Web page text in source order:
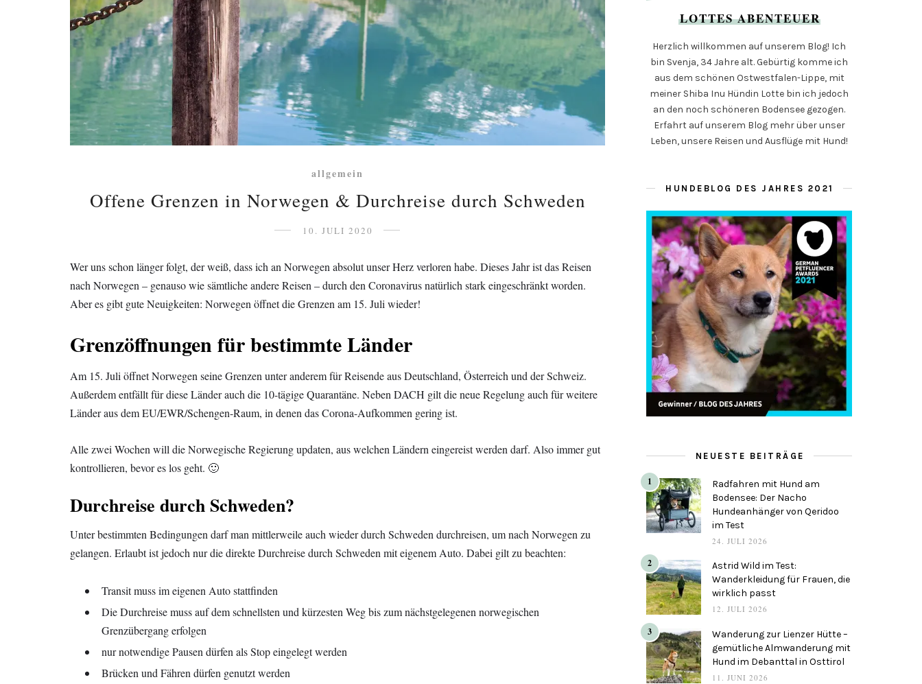
allgemein
Offene Grenzen in Norwegen & Durchreise durch Schweden
10. JULI 2020
Wer uns schon länger folgt, der weiß, dass ich an Norwegen absolut unser Herz verloren habe. Dieses Jahr ist das Reisen
nach Norwegen – genauso wie sämtliche andere Reisen – durch den Coronavirus natürlich stark eingeschränkt worden.
Aber es gibt gute Neuigkeiten: Norwegen öffnet die Grenzen am 15. Juli wieder!
Grenzöffnungen für bestimmte Länder
Am 15. Juli öffnet Norwegen seine Grenzen unter anderem für Reisende aus Deutschland, Österreich und der Schweiz.
Außerdem entfällt für diese Länder auch die 10-tägige Quarantäne. Neben DACH gilt die neue Regelung auch für weitere
Länder aus dem EU/EWR/Schengen-Raum, in denen das Corona-Aufkommen gering ist.
Alle zwei Wochen will die Norwegische Regierung updaten, aus welchen Ländern eingereist werden darf. Also immer gut
kontrollieren, bevor es los geht. 🙂
Durchreise durch Schweden?
Unter bestimmten Bedingungen darf man mittlerweile auch wieder durch Schweden durchreisen, um nach Norwegen zu
gelangen. Erlaubt ist jedoch nur die direkte Durchreise durch Schweden mit eigenem Auto. Dabei gilt zu beachten:
Transit muss im eigenen Auto stattfinden
Die Durchreise muss auf dem schnellsten und kürzesten Weg bis zum nächstgelegenen norwegischen
Grenzübergang erfolgen
nur notwendige Pausen dürfen als Stop eingelegt werden
Brücken und Fähren dürfen genutzt werden
LOTTES ABENTEUER
Herzlich willkommen auf unserem Blog! Ich
bin Svenja, 34 Jahre alt. Gebürtig komme ich
aus dem schönen Ostwestfalen-Lippe, mit
meiner Shiba Inu Hündin Lotte bin ich jedoch
an den noch schöneren Bodensee gezogen.
Erfahrt auf unserem Blog mehr über unser
Leben, unsere Reisen und Ausflüge mit Hund!
HUNDEBLOG DES JAHRES 2021
NEUESTE BEITRÄGE
1
Radfahren mit Hund am
Bodensee: Der Nacho
Hundeanhänger von Qeridoo
im Test
24. JULI 2026
2
Astrid Wild im Test:
Wanderkleidung für Frauen, die
wirklich passt
12. JULI 2026
3
Wanderung zur Lienzer Hütte –
gemütliche Almwanderung mit
Hund im Debanttal in Osttirol
11. JUNI 2026